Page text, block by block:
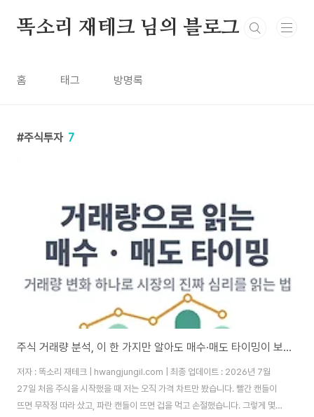
똑소리 재테크 님의 블로그
홈 태그 방명록
주식투자 7
주식 거래량 분석, 이 한 가지만 알아도 매수·매도 타이밍이 보입니다
저자 : 똑소리 재테크 | hwangjungil.com | 최종 업데이트 : 2026년 7월
27일 처음 주식을 시작했을 때 저는 오직 가격 차트만 봤습니다. 빨간 캔들이
뜨면 무작정 따라 샀고, 파란 캔들이 뜨면 겁을 먹고 손절했습니다. 그렇게 몇